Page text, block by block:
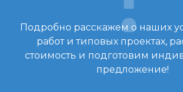
Подробно расскажем о наших
работ и типовых проектах,
стоимость и подготовим
предложение!